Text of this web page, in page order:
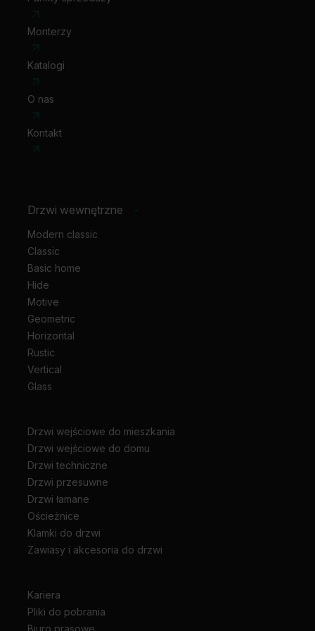
Monterzy
Katalogi
O nas
Kontakt
Drzwi wewnętrzne -
Modern classic
Classic
Basic home
Hide
Motive
Geometric
Horizontal
Rustic
Vertical
Glass
Drzwi wejściowe do mieszkania
Drzwi wejściowe do domu
Drzwi techniczne
Drzwi przesuwne
Drzwi łamane
Ościeżnice
Klamki do drzwi
Zawiasy i akcesoria do drzwi
Kariera
Pliki do pobrania
Biuro prasowe